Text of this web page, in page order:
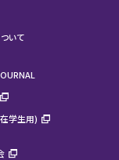
いて
学生用)